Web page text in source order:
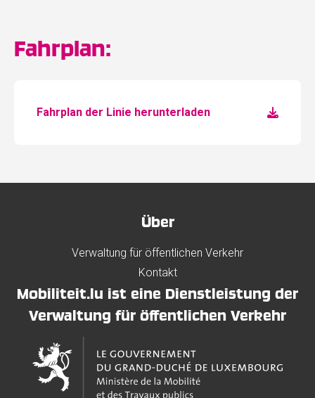
Fahrplan:
Fahrplan der Linie herunterladen
Über
Verwaltung für öffentlichen Verkehr
Kontakt
Mobiliteit.lu ist eine Dienstleistung der
Verwaltung für öffentlichen Verkehr